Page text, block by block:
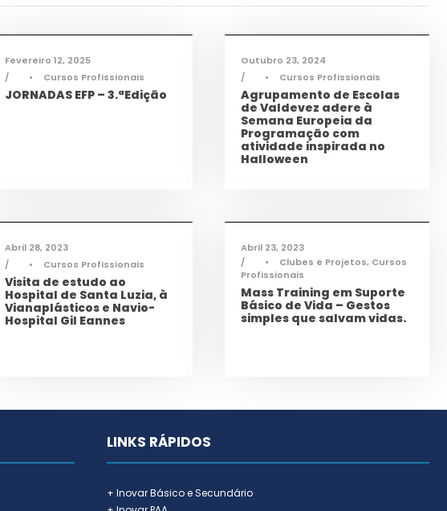
TMEC,TQA
Fevereiro 12, 2025
•
Cursos Profissionais
JORNADAS EFP – 3.ªEdição
Informações,Notícias,TEAC
Outubro 23, 2024
•
Cursos Profissionais
Agrupamento de Escolas
de Valdevez adere à
Semana Europeia da
Programação com
atividade inspirada no
Halloween
Abril 28, 2023
•
Cursos Profissionais
Visita de estudo ao
Hospital de Santa Luzia, à
Vianaplásticos e Navio-
Hospital Gil Eannes
Abril 23, 2023
•
Clubes e Projetos, Cursos
Profissionais
Mass Training em Suporte
Básico de Vida – Gestos
simples que salvam vidas.
LINKS RÁPIDOS
+ Inovar Básico e Secundário